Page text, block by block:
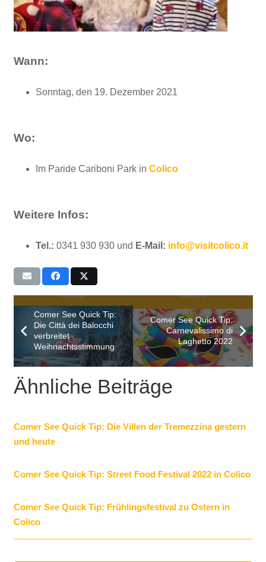
Wann:
Sonntag, den 19. Dezember 2021
Wo:
Im Paride Cariboni Park in Colico
Weitere Infos:
Tel.: 0341 930 930 und E-Mail: info@visitcolico.it
Comer See Quick Tip:
Die Città dei Balocchi
verbreitet
Weihnachtsstimmung
Comer See Quick Tip:
Carnevalissimo di
Laghetto 2022
Ähnliche Beiträge
Comer See Quick Tip: Die Villen der Tremezzina gestern
und heute
Comer See Quick Tip: Street Food Festival 2022 in Colico
Comer See Quick Tip: Frühlingsfestival zu Ostern in
Colico